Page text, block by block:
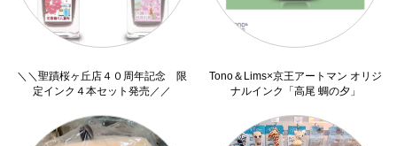
＼＼聖蹟桜ヶ丘店４０周年記念 限
定インク４本セット発売／／
Tono＆Lims×京王アートマン オリジ
ナルインク「高尾 蜩の夕」